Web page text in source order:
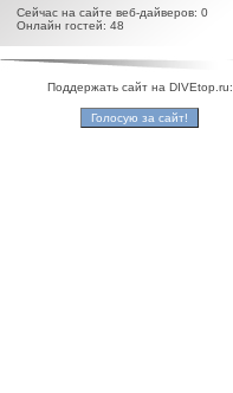
Сейчас на сайте веб-дайверов: 0
Онлайн гостей: 48
Поддержать сайт на DIVEtop.ru: